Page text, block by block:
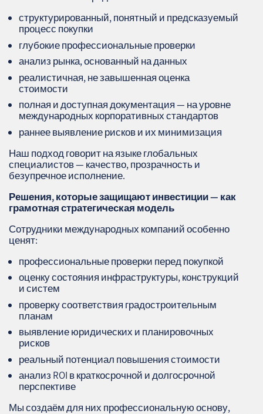
структурированный, понятный и предсказуемый
процесс покупки
глубокие профессиональные проверки
анализ рынка, основанный на данных
реалистичная, не завышенная оценка
стоимости
полная и доступная документация — на уровне
международных корпоративных стандартов
раннее выявление рисков и их минимизация
Наш подход говорит на языке глобальных
специалистов — качество, прозрачность и
безупречное исполнение.
Решения, которые защищают инвестиции — как
грамотная стратегическая модель
Сотрудники международных компаний особенно
ценят:
профессиональные проверки перед покупкой
оценку состояния инфраструктуры, конструкций
и систем
проверку соответствия градостроительным
планам
выявление юридических и планировочных
рисков
реальный потенциал повышения стоимости
анализ ROI в краткосрочной и долгосрочной
перспективе
Мы создаём для них профессиональную основу,